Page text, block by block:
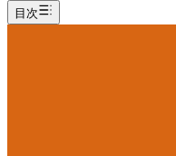
目次